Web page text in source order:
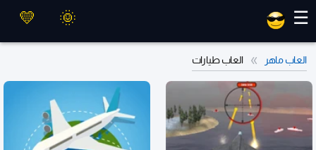
☰
العاب ماهر العاب طيارات